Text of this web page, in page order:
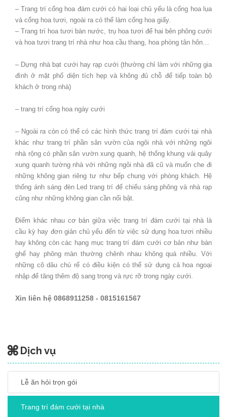
– Trang trí cổng hoa đám cưới có hai loại chủ yếu là cổng hoa lụa
và cổng hoa tươi, ngoài ra có thể làm cổng hoa giấy.
– Trang trí hoa tươi bàn nước, trụ hoa tươi để hai bên phông cưới
và hoa tươi trang trí nhà như hoa cầu thang, hoa phòng tân hôn…
– Dựng nhà bạt cưới hay rạp cưới (thường chỉ làm với những gia
đình ở mặt phố diện tích hẹp và không đủ chỗ để tiếp toàn bộ
khách ở trong nhà)
– trang trí cổng hoa ngày cưới
– Ngoài ra còn có thể có các hình thức trang trí đám cưới tại nhà
khác như trang trí phần sân vườn của ngôi nhà với những ngôi
nhà rộng có phần sân vườn xung quanh, hệ thống khung vải quây
xung quanh tường nhà với những ngôi nhà đã cũ và muốn che đi
những không gian riêng tư như bếp chung với phòng khách. Hệ
thống ánh sáng đèn Led trang trí để chiếu sáng phông và nhà rạp
cũng như những không gian cần nổi bật.
Điểm khác nhau cơ bản giữa việc trang trí đám cưới tại nhà là
cầu kỳ hay đơn giản chủ yếu đến từ việc sử dụng hoa tươi nhiều
hay không còn các hạng mục trang trí đám cưới cơ bản như bàn
ghế hay phông màn thường chênh nhau không quá nhiều. Với
những cô dâu chú rể có điều kiện có thể sử dụng cả hoa ngoại
nhập để tăng thêm độ sang trọng và rực rỡ trong ngày cưới.
Xin liên hệ 0868911258 - 0815161567
Dịch vụ
Lễ ăn hỏi trọn gói
Trang trí đám cưới tại nhà